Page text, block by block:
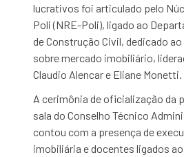
lucrativos foi articulado pelo
Poli (NRE-Poli), ligado ao
de Construção Civil, dedicado
sobre mercado imobiliário,
Claudio Alencar e Eliane Monetti.
A cerimônia de oficialização da
sala do Conselho Técnico
contou com a presença de
imobiliária e docentes ligados